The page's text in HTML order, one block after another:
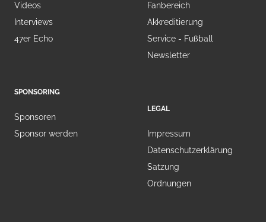
Videos
Interviews
47er Echo
SPONSORING
Sponsoren
Sponsor werden
Fanbereich
Akkreditierung
Service - Fußball
Newsletter
LEGAL
Impressum
Datenschutzerklärung
Satzung
Ordnungen